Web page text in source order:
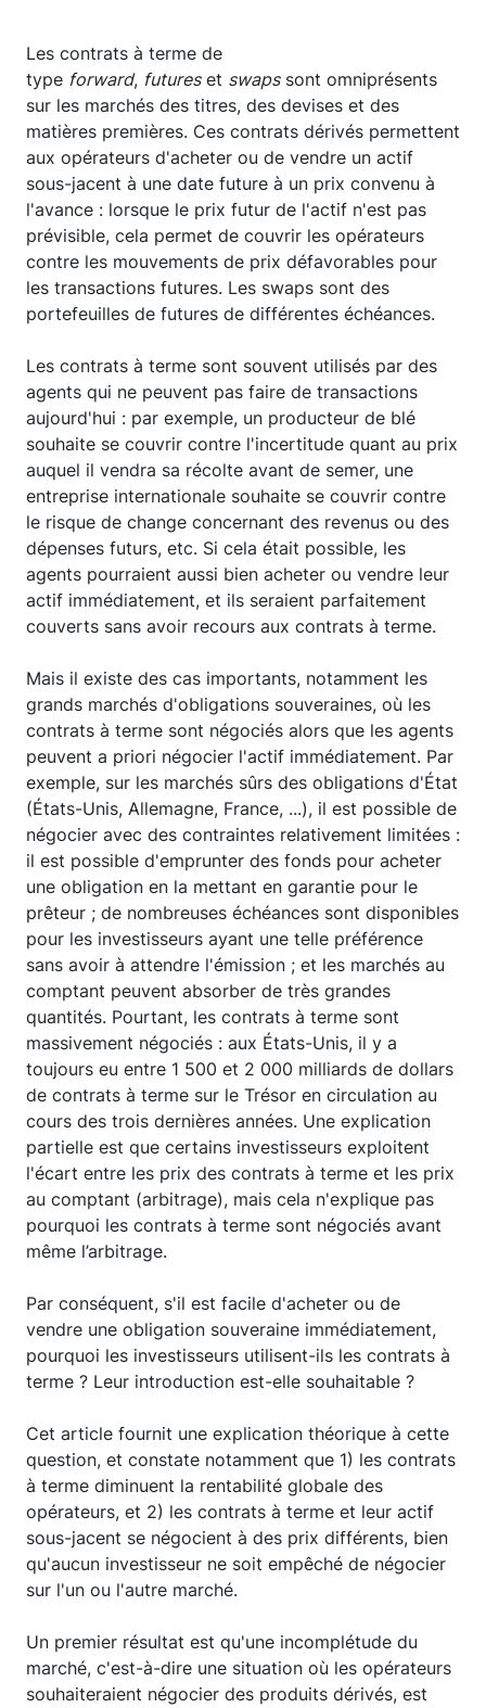
Les contrats à terme de
type forward, futureset swapssont omniprésents
sur les marchés des titres, des devises et des
matières premières. Ces contrats dérivés permettent
aux opérateurs d'acheter ou de vendre un actif
sous-jacent à une date future à un prix convenu à
l'avance : lorsque le prix futur de l'actif n'est pas
prévisible, cela permet de couvrir les opérateurs
contre les mouvements de prix défavorables pour
les transactions futures. Les swaps sont des
portefeuilles de futures de différentes échéances.
Les contrats à terme sont souvent utilisés par des
agents qui ne peuvent pas faire de transactions
aujourd'hui : par exemple, un producteur de blé
souhaite se couvrir contre l'incertitude quant au prix
auquel il vendra sa récolte avant de semer, une
entreprise internationale souhaite se couvrir contre
le risque de change concernant des revenus ou des
dépenses futurs, etc. Si cela était possible, les
agents pourraient aussi bien acheter ou vendre leur
actif immédiatement, et ils seraient parfaitement
couverts sans avoir recours aux contrats à terme.
Mais il existe des cas importants, notamment les
grands marchés d'obligations souveraines, où les
contrats à terme sont négociés alors que les agents
peuvent a priori négocier l'actif immédiatement. Par
exemple, sur les marchés sûrs des obligations d'État
(États-Unis, Allemagne, France, ...), il est possible de
négocier avec des contraintes relativement limitées :
il est possible d'emprunter des fonds pour acheter
une obligation en la mettant en garantie pour le
prêteur ; de nombreuses échéances sont disponibles
pour les investisseurs ayant une telle préférence
sans avoir à attendre l'émission ; et les marchés au
comptant peuvent absorber de très grandes
quantités. Pourtant, les contrats à terme sont
massivement négociés : aux États-Unis, il y a
toujours eu entre 1 500 et 2 000 milliards de dollars
de contrats à terme sur le Trésor en circulation au
cours des trois dernières années. Une explication
partielle est que certains investisseurs exploitent
l'écart entre les prix des contrats à terme et les prix
au comptant (arbitrage), mais cela n'explique pas
pourquoi les contrats à terme sont négociés avant
même l’arbitrage.
Par conséquent, s'il est facile d'acheter ou de
vendre une obligation souveraine immédiatement,
pourquoi les investisseurs utilisent-ils les contrats à
terme ? Leur introduction est-elle souhaitable ?
Cet article fournit une explication théorique à cette
question, et constate notamment que 1) les contrats
à terme diminuent la rentabilité globale des
opérateurs, et 2) les contrats à terme et leur actif
sous-jacent se négocient à des prix différents, bien
qu'aucun investisseur ne soit empêché de négocier
sur l'un ou l'autre marché.
Un premier résultat est qu'une incomplétude du
marché, c'est-à-dire une situation où les opérateurs
souhaiteraient négocier des produits dérivés, est